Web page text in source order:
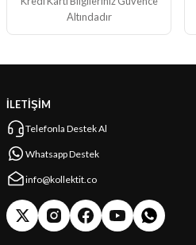
Altındadır
İLETİŞİM
Telefonla Destek Al
Whatsapp Destek
info@kollektit.co